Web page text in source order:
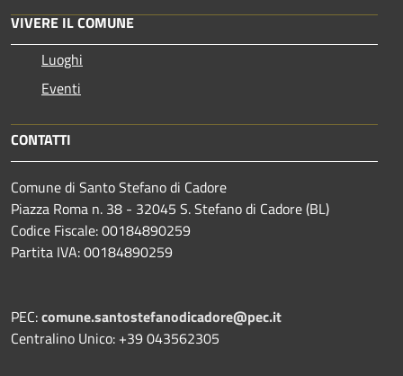
VIVERE IL COMUNE
Luoghi
Eventi
CONTATTI
Comune di Santo Stefano di Cadore
Piazza Roma n. 38 - 32045 S. Stefano di Cadore (BL)
Codice Fiscale: 00184890259
Partita IVA: 00184890259
PEC:comune.santostefanodicadore@pec.it
Centralino Unico: +39 043562305